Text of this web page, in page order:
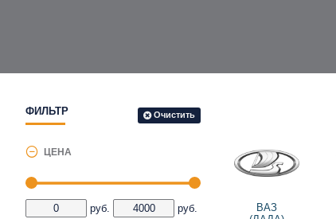
ФИЛЬТР Очистить
ЦЕНА
руб. руб.
ВАЗ